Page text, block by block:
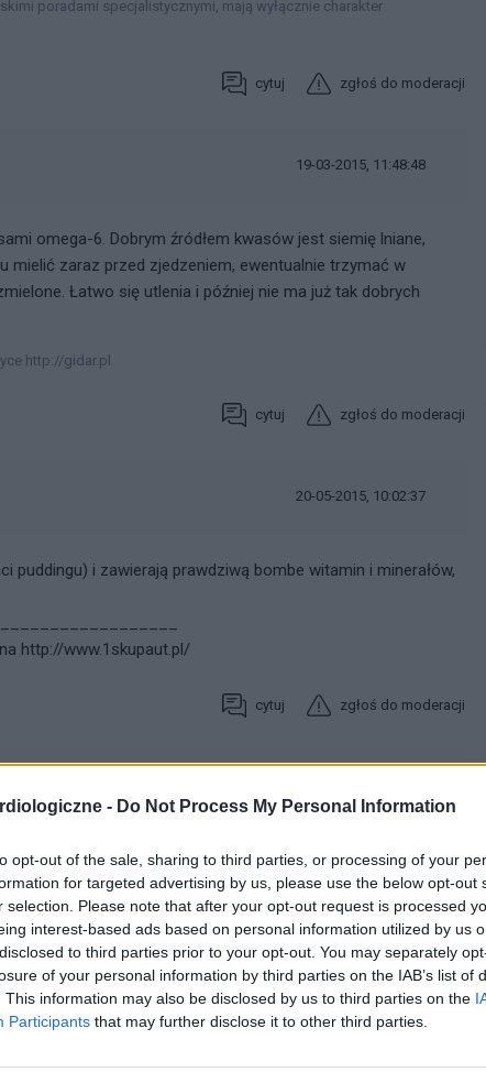
- Do Not Process My Personal Information
opt-out of the sale, sharing to third parties, or processing of your
for targeted advertising by us, please use the below opt-out
selection. Please note that after your opt-out request is processed
interest-based ads based on personal information utilized by us
to third parties prior to your opt-out. You may separately
of your personal information by third parties on the IAB’s list of
This information may also be disclosed by us to third parties on the
Participants that may further disclose it to other third parties.
poradami specjalistycznymi, mają wyłącznie charakter
cytuj zgłoś do moderacji
19-03-2015, 11:48:48
omega-6. Dobrym źródłem kwasów jest siemię lniane,
mielić zaraz przed zjedzeniem, ewentualnie trzymać w
Łatwo się utlenia i później nie ma już tak dobrych
http://gidar.pl
cytuj zgłoś do moderacji
20-05-2015, 10:02:37
i zawierają prawdziwą bombe witamin i minerałów,
http://www.1skupaut.pl/
cytuj zgłoś do moderacji
- w nadmiarze nic nie ma dobrego wpływu na
i kwatery http://www.lipowadolina.com.pl/oferta-kazimierz-
cytuj zgłoś do moderacji